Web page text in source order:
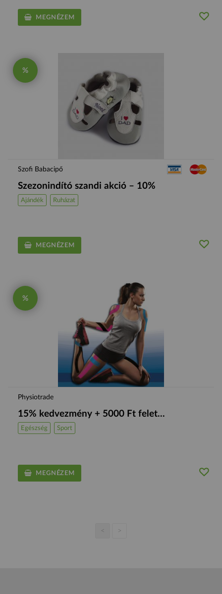
MEGNÉZEM
%
Szofi Babacipő
Szezonindító szandi akció – 10%
Ajándék Ruházat
MEGNÉZEM
%
Physiotrade
15% kedvezmény + 5000 Ft felet...
Egészség Sport
MEGNÉZEM
< >